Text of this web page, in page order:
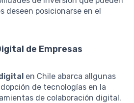
deseen posicionarse en el
de Empresas
en Chile abarca allgunas
de tecnologías en la
de colaboración digital.